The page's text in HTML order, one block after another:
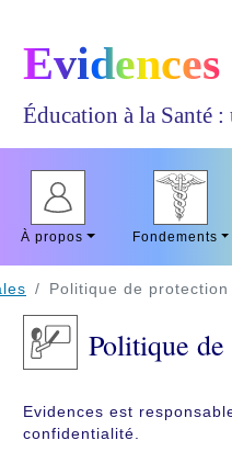
Evidences
Éducation à la Santé
À propos Fondements
Politique de
Politique
Evidences est
confidentialité.